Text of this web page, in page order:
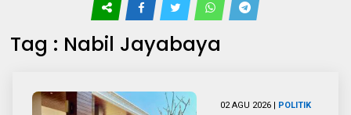
Tag : Nabil Jayabaya
02 AGU 2026 | POLITIK